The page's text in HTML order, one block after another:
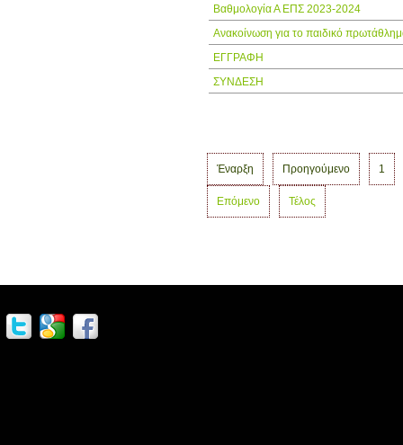
Βαθμολογία Α ΕΠΣ 2023-2024
Ανακοίνωση για το παιδικό
ΕΓΓΡΑΦΗ
ΣΥΝΔΕΣΗ
Έναρξη Προηγούμενο 1
Επόμενο Τέλος